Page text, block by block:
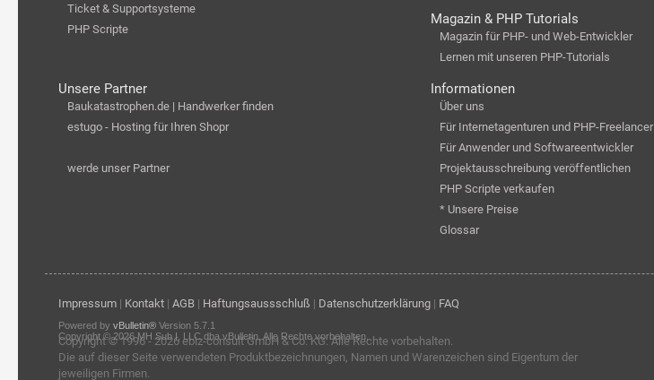
Ticket & Supportsysteme
PHP Scripte
Magazin & PHP Tutorials
Magazin für PHP- und Web-Entwickler
Lernen mit unseren PHP-Tutorials
Unsere Partner
Baukatastrophen.de | Handwerker finden
estugo - Hosting für Ihren Shopr
werde unser Partner
Informationen
Über uns
Für Internetagenturen und PHP-Freelancer
Für Anwender und Softwareentwickler
Projektausschreibung veröffentlichen
PHP Scripte verkaufen
* Unsere Preise
Glossar
Impressum| Kontakt| AGB| Haftungsaussschluß | Datenschutzerklärung| FAQ
Copyright © 1996 - 2026 ebiz-consult GmbH & Co. KG. Alle Rechte vorbehalten.
Die auf dieser Seite verwendeten Produktbezeichnungen, Namen und Warenzeichen sind Eigentum der
jeweiligen Firmen.
Powered by vBulletin®Version 5.7.1
Copyright © 2026 MH Sub I, LLC dba vBulletin. Alle Rechte vorbehalten.